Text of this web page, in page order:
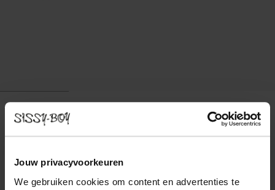
Jouw privacyvoorkeuren
We gebruiken cookies om content en advertenties te
479.00
Deze mooie hocker vormt dé perfecte toevoeging aan de Sir
chaise longue. De stof is gemaakt van een mix van polyester en